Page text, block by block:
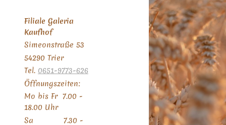
Filiale Galeria
Kaufhof
Simeonstraße 53
54290 Trier
Tel. 0651-9773-626
Öffnungszeiten:
Mo bis Fr 7.00 -
18.00 Uhr
Sa 7.30 -